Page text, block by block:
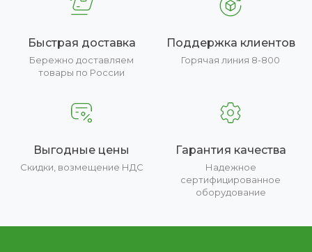
Быстрая доставка
Бережно доставляем
товары по России
Поддержка клиентов
Горячая линия 8-800
Выгодные цены
Скидки, возмещение НДС
Гарантия качества
Надежное
сертифицированное
оборудование